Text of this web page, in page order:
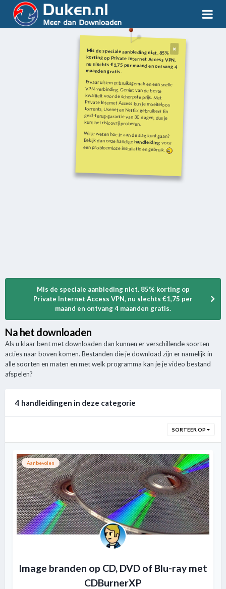
Mis de speciale aanbieding niet. 85%
korting op Private Internet Access VPN,
nu slechts €1,75 per maand en ontvang 4
maanden gratis.
Ervaar ultiem gebruiksgemak en een snelle
VPN-verbinding. Geniet van de beste
kwaliteit voor de scherpste prijs. Met
Private Internet Access kun je moeiteloos
torrents, Usenet en Netflix gebruiken! En
geld-terug-garantie van 30 dagen, dus je
kunt het risicovrij proberen.
Wil je weten hoe je aan de slag kunt gaan?
Bekijk dan onze handigehandleiding voor
een probleemloze installatie en gebruik.
Mis de speciale aanbieding niet. 85% korting op
Private Internet Access VPN, nu slechts €1,75 per
maand en ontvang 4 maanden gratis.
Na het downloaden
Als u klaar bent met downloaden dan kunnen er verschillende soorten
acties naar boven komen. Bestanden die je download zijn er namelijk in
alle soorten en maten en met welk programma kan je je video bestand
afspelen?
4 handleidingen in deze categorie
SORTEER OP
Aanbevolen
Image branden op CD, DVD of Blu-ray met
CDBurnerXP